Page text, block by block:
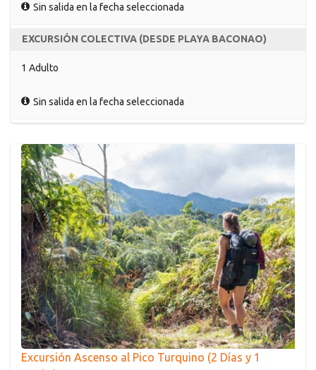
Sin salida en la fecha seleccionada
EXCURSIÓN COLECTIVA (DESDE PLAYA BACONAO)
1 Adulto
Sin salida en la fecha seleccionada
Excursión Ascenso al Pico Turquino (2 Días y 1